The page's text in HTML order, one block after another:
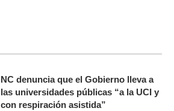
NC denuncia que el Gobierno lleva a
las universidades públicas “a la UCI y
con respiración asistida”